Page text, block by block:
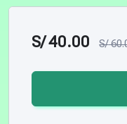
S/40.00 S/